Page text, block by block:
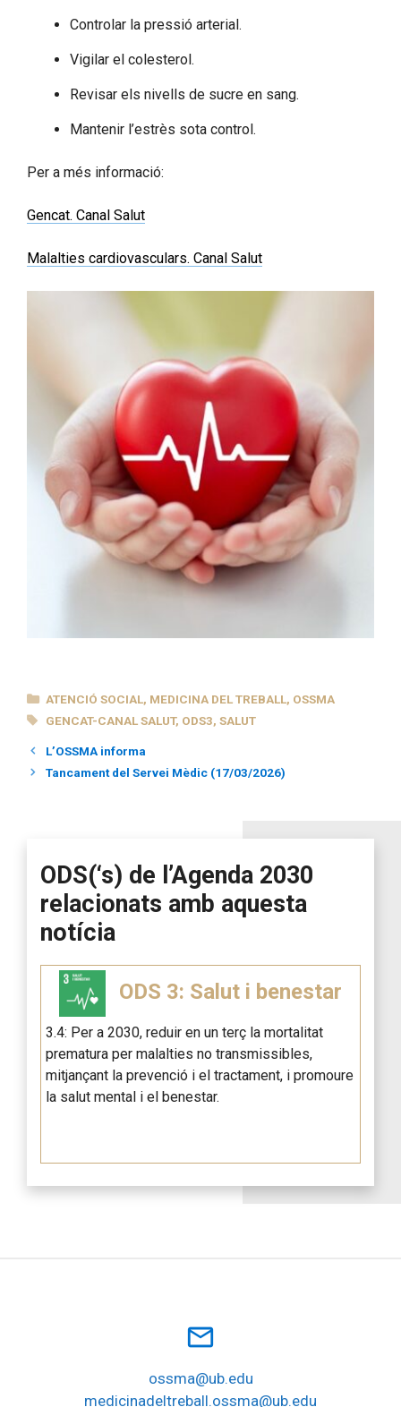
Controlar la pressió arterial.
Vigilar el colesterol.
Revisar els nivells de sucre en sang.
Mantenir l’estrès sota control.
Per a més informació:
Gencat. Canal Salut
Malalties cardiovasculars. Canal Salut
CATEGORIES
ATENCIÓ SOCIAL, MEDICINA DEL TREBALL, OSSMA
ETIQUETES
GENCAT-CANAL SALUT, ODS3,SALUT
L’OSSMA informa
Tancament del Servei Mèdic (17/03/2026)
ODS(‘s) de l’Agenda 2030
relacionats amb aquesta
notícia
ODS 3: Salut i benestar
3.4: Per a 2030, reduir en un terç la mortalitat
prematura per malalties no transmissibles,
mitjançant la prevenció i el tractament, i promoure
la salut mental i el benestar.
mail_outline
ossma@ub.edu
medicinadeltreball.ossma@ub.edu